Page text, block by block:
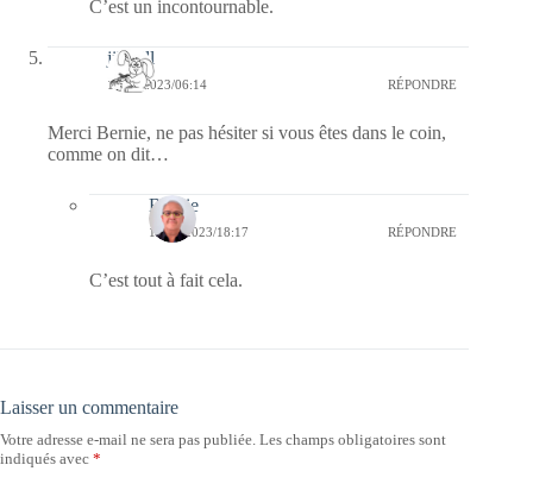
C’est un incontournable.
jill bill
15/02/2023/06:14 RÉPONDRE
Merci Bernie, ne pas hésiter si vous êtes dans le coin,
comme on dit…
Bernie
15/02/2023/18:17 RÉPONDRE
C’est tout à fait cela.
Laisser un commentaire
Votre adresse e-mail ne sera pas publiée. Les champs obligatoires sont
indiqués avec *